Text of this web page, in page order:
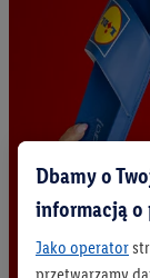
Dbamy o
informacją o
Jako operator